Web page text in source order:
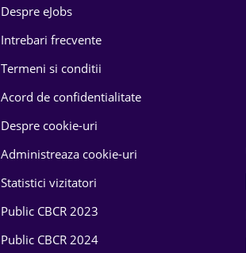
Despre eJobs
Intrebari frecvente
Termeni si conditii
Acord de confidentialitate
Despre cookie-uri
Administreaza cookie-uri
Statistici vizitatori
Public CBCR 2023
Public CBCR 2024